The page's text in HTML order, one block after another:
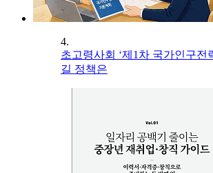
4.
초고령사회 ‘제1차 국가인구전
길 정책은